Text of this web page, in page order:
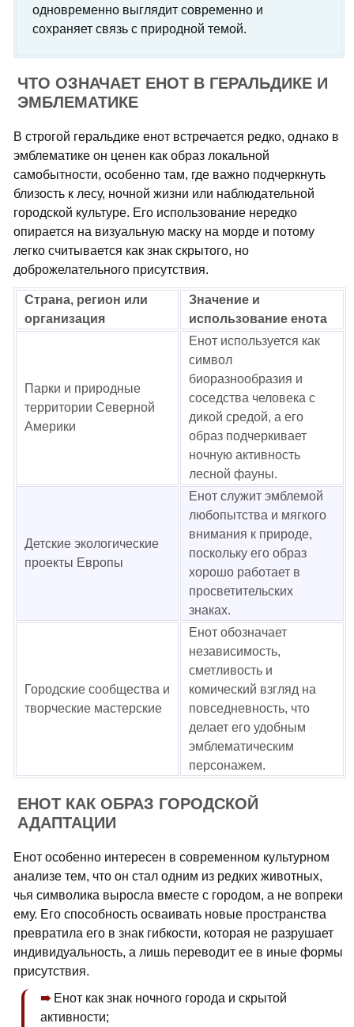
одновременно выглядит современно и
сохраняет связь с природной темой.
ЧТО ОЗНАЧАЕТ ЕНОТ В ГЕРАЛЬДИКЕ И
ЭМБЛЕМАТИКЕ
В строгой геральдике енот встречается редко, однако в
эмблематике он ценен как образ локальной
самобытности, особенно там, где важно подчеркнуть
близость к лесу, ночной жизни или наблюдательной
городской культуре. Его использование нередко
опирается на визуальную маску на морде и потому
легко считывается как знак скрытого, но
доброжелательного присутствия.
Страна, регион или
организация
Значение и
использование енота
Парки и природные
территории Северной
Америки
Енот используется как
символ
биоразнообразия и
соседства человека с
дикой средой, а его
образ подчеркивает
ночную активность
лесной фауны.
Детские экологические
проекты Европы
Енот служит эмблемой
любопытства и мягкого
внимания к природе,
поскольку его образ
хорошо работает в
просветительских
знаках.
Городские сообщества и
творческие мастерские
Енот обозначает
независимость,
сметливость и
комический взгляд на
повседневность, что
делает его удобным
эмблематическим
персонажем.
ЕНОТ КАК ОБРАЗ ГОРОДСКОЙ
АДАПТАЦИИ
Енот особенно интересен в современном культурном
анализе тем, что он стал одним из редких животных,
чья символика выросла вместе с городом, а не вопреки
ему. Его способность осваивать новые пространства
превратила его в знак гибкости, которая не разрушает
индивидуальность, а лишь переводит ее в иные формы
присутствия.
Енот как знак ночного города и скрытой
активности;